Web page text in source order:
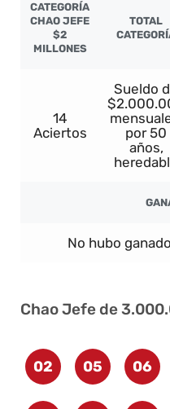
CATEGORÍA
CHAO JEFE
$2
MILLONES
TOTAL
14
Aciertos
Sueldo
por 50
años,
No hubo
Chao Jefe de
02 05 06